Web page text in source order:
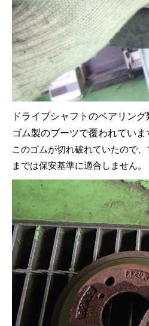
ドライブシャフトのベアリン
ゴム製のブーツで覆われていま
このゴムが切れ破れていたので
までは保安基準に適合しません。